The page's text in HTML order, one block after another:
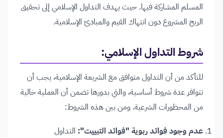
المسلم المشاركة فيها. حيث يهدف التداول الإسلامي إلى تحقيق
الربح المشروع دون انتهاك القيم والمبادئ الإسلامية.
شروط التداول الإسلامي:
للتأكد من أن التداول متوافق مع الشريعة الإسلامية، يجب أن
تتوافر عدة شروط أساسية، والتي بدورها تضمن أن العملية خالية
من المحظورات الشرعية. ومن بين هذه الشروط:
عدم وجود فوائد ربوية "فوائد التبييت": التداول